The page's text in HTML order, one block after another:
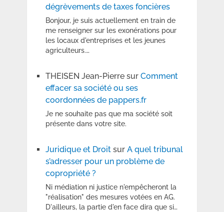
dégrèvements de taxes foncières
Bonjour, je suis actuellement en train de
me renseigner sur les exonérations pour
les locaux d'entreprises et les jeunes
agriculteurs.…
THEISEN Jean-Pierresur Comment
effacer sa société ou ses
coordonnées de pappers.fr
Je ne souhaite pas que ma société soit
présente dans votre site.
Juridique et Droitsur A quel tribunal
s’adresser pour un problème de
copropriété ?
Ni médiation ni justice n'empêcheront la
"réalisation" des mesures votées en AG.
D'ailleurs, la partie d'en face dira que si…